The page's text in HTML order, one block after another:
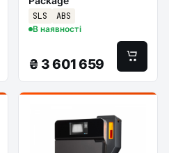
SLS ABS
В наявності
₴ 3 601 659